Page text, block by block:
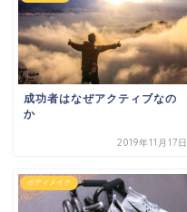
成功者はなぜアクティブなの
か
2019年11月17日
ボディメイク